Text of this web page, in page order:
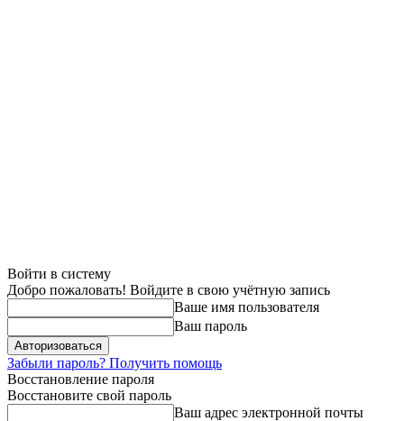
Войти в систему
Добро пожаловать! Войдите в свою учётную запись
Ваше имя пользователя
Ваш пароль
Забыли пароль? Получить помощь
Восстановление пароля
Восстановите свой пароль
Ваш адрес электронной почты